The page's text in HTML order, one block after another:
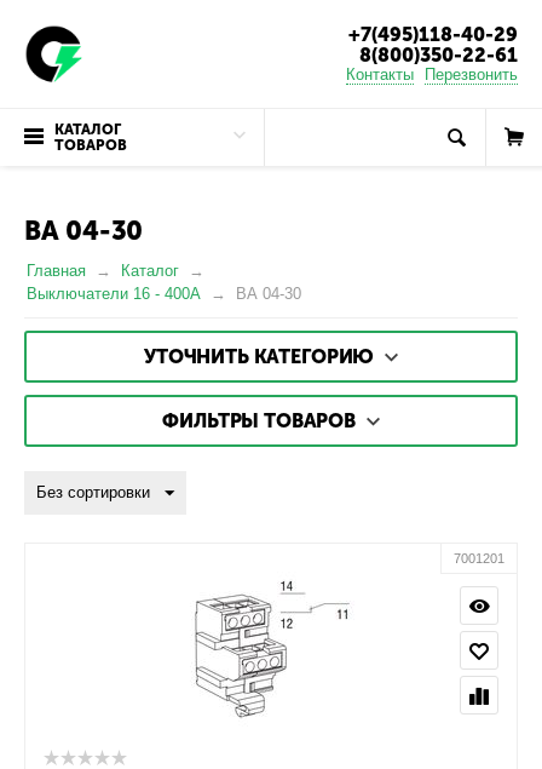
+7(495)118-40-29
8(800)350-22-61
Контакты Перезвонить
КАТАЛОГ
ТОВАРОВ
ВА 04-30
Главная
Каталог
Выключатели 16 - 400А
ВА 04-30
УТОЧНИТЬ КАТЕГОРИЮ
ФИЛЬТРЫ ТОВАРОВ
Без сортировки
7001201